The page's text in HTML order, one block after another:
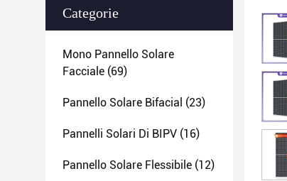
Categorie
Mono Pannello Solare
Facciale (69)
Pannello Solare Bifacial (23)
Pannelli Solari Di BIPV (16)
Pannello Solare Flessibile (12)